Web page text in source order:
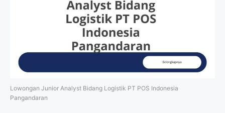
Lowongan Junior Analyst Bidang Logistik PT POS Indonesia
Pangandaran